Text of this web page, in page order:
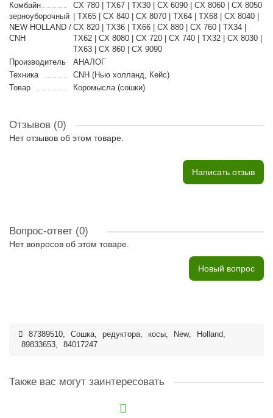
Комбайн
зерноуборочный
NEW HOLLAND /
CNH
CX 780 | TX67 | TX30 | CX 6090 | CX 8060 | CX 8050
| TX65 | CX 840 | CX 8070 | TX64 | TX68 | CX 8040 |
CX 820 | TX36 | TX66 | CX 880 | CX 760 | TX34 |
TX62 | CX 8080 | CX 720 | CX 740 | TX32 | CX 8030 |
TX63 | CX 860 | CX 9090
Производитель
АНАЛОГ
Техника
CNH (Нью холланд, Кейс)
Товар
Коромысла (сошки)
Отзывов (0)
Нет отзывов об этом товаре.
Написать отзыв
Вопрос-ответ (0)
Нет вопросов об этом товаре.
Новый вопрос
87389510, Сошка, редуктора, косы, New, Holland,
89833653, 84017247
Также вас могут заинтересовать